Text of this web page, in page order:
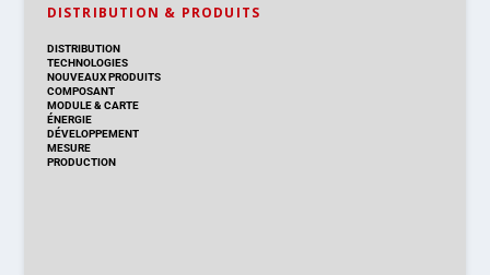
DISTRIBUTION & PRODUITS
DISTRIBUTION
TECHNOLOGIES
NOUVEAUX PRODUITS
COMPOSANT
MODULE & CARTE
ÉNERGIE
DÉVELOPPEMENT
MESURE
PRODUCTION